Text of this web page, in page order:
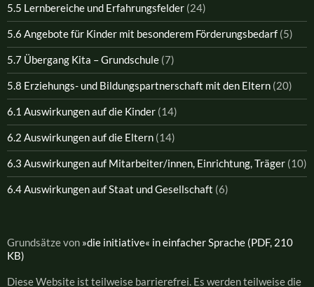
5.5 Lernbereiche und Erfahrungsfelder (24)
5.6 Angebote für Kinder mit besonderem Förderungsbedarf (5)
5.7 Übergang Kita – Grundschule (7)
5.8 Erziehungs- und Bildungspartnerschaft mit den Eltern (20)
6.1 Auswirkungen auf die Kinder (14)
6.2 Auswirkungen auf die Eltern (14)
6.3 Auswirkungen auf Mitarbeiter/innen, Einrichtung, Träger (10)
6.4 Auswirkungen auf Staat und Gesellschaft (6)
Grundsätze von »die initiative« in einfacher Sprache (PDF, 210
KB)
Diese Website ist teilweise barrierefrei. Es werden teilweise die